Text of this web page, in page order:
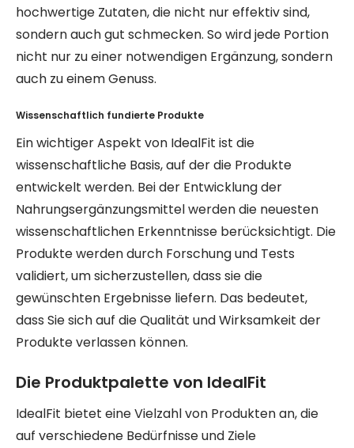
hochwertige Zutaten, die nicht nur effektiv sind,
sondern auch gut schmecken. So wird jede Portion
nicht nur zu einer notwendigen Ergänzung, sondern
auch zu einem Genuss.
Wissenschaftlich fundierte Produkte
Ein wichtiger Aspekt von IdealFit ist die
wissenschaftliche Basis, auf der die Produkte
entwickelt werden. Bei der Entwicklung der
Nahrungsergänzungsmittel werden die neuesten
wissenschaftlichen Erkenntnisse berücksichtigt. Die
Produkte werden durch Forschung und Tests
validiert, um sicherzustellen, dass sie die
gewünschten Ergebnisse liefern. Das bedeutet,
dass Sie sich auf die Qualität und Wirksamkeit der
Produkte verlassen können.
Die Produktpalette von IdealFit
IdealFit bietet eine Vielzahl von Produkten an, die
auf verschiedene Bedürfnisse und Ziele